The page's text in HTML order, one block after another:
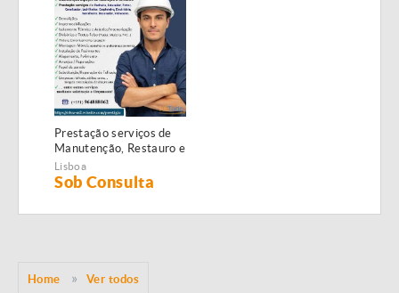
Prestação serviços de
Manutenção, Restauro e
Remodelação de
imóveis!
Lisboa
Sob Consulta
Home Ver todos